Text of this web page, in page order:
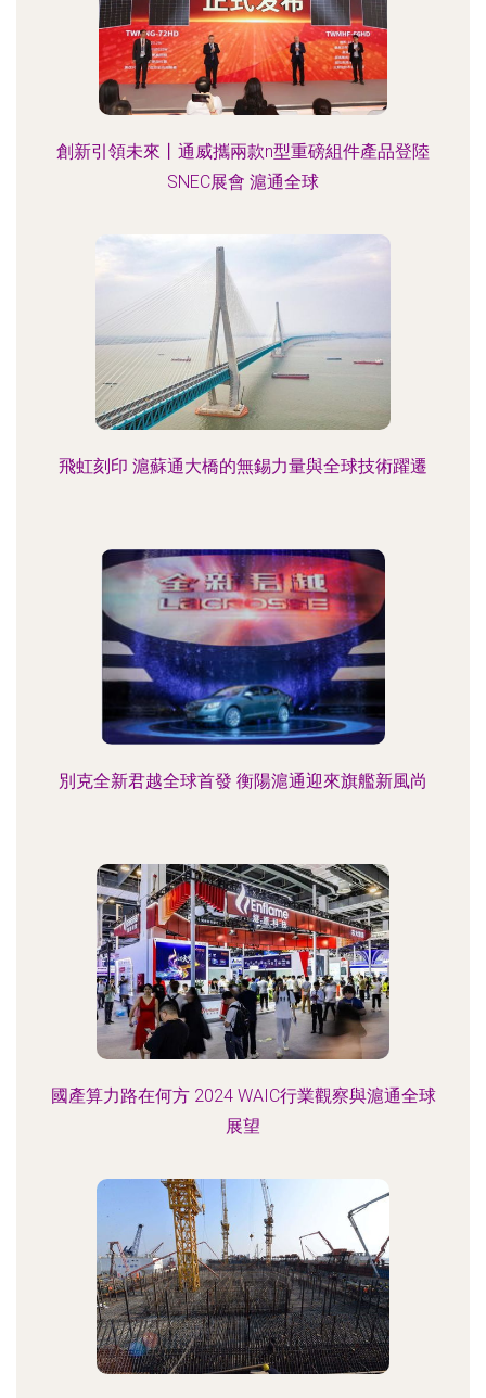
創新引領未來丨通威攜兩款n型重磅組件產品登陸
SNEC展會 滬通全球
飛虹刻印 滬蘇通大橋的無錫力量與全球技術躍遷
別克全新君越全球首發 衡陽滬通迎來旗艦新風尚
國產算力路在何方 2024 WAIC行業觀察與滬通全球
展望